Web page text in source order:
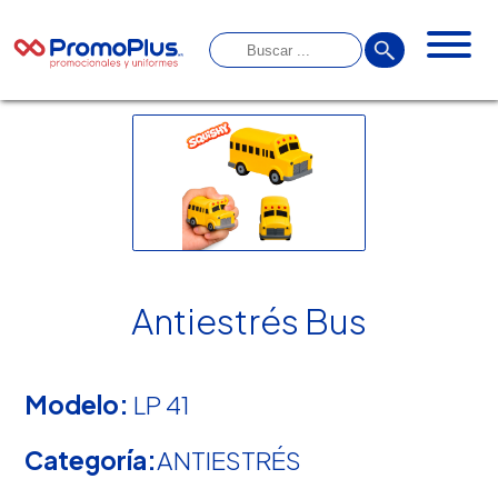
Antiestrés Bus
Modelo: LP 41
Categoría:ANTIESTRÉS